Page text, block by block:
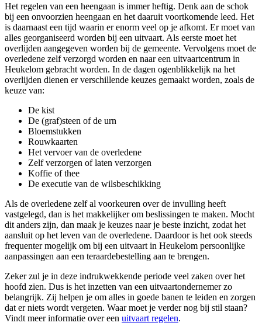
Het regelen van een heengaan is immer heftig. Denk aan de schok
bij een onvoorzien heengaan en het daaruit voortkomende leed. Het
is daarnaast een tijd waarin er enorm veel op je afkomt. Er moet van
alles georganiseerd worden bij een uitvaart. Als eerste moet het
overlijden aangegeven worden bij de gemeente. Vervolgens moet de
overledene zelf verzorgd worden en naar een uitvaartcentrum in
Heukelom gebracht worden. In de dagen ogenblikkelijk na het
overlijden dienen er verschillende keuzes gemaakt worden, zoals de
keuze van:
De kist
De (graf)steen of de urn
Bloemstukken
Rouwkaarten
Het vervoer van de overledene
Zelf verzorgen of laten verzorgen
Koffie of thee
De executie van de wilsbeschikking
Als de overledene zelf al voorkeuren over de invulling heeft
vastgelegd, dan is het makkelijker om beslissingen te maken. Mocht
dit anders zijn, dan maak je keuzes naar je beste inzicht, zodat het
aansluit op het leven van de overledene. Daardoor is het ook steeds
frequenter mogelijk om bij een uitvaart in Heukelom persoonlijke
aanpassingen aan een teraardebestelling aan te brengen.
Zeker zul je in deze indrukwekkende periode veel zaken over het
hoofd zien. Dus is het inzetten van een uitvaartondernemer zo
belangrijk. Zij helpen je om alles in goede banen te leiden en zorgen
dat er niets wordt vergeten. Waar moet je verder nog bij stil staan?
Vindt meer informatie over een uitvaart regelen.